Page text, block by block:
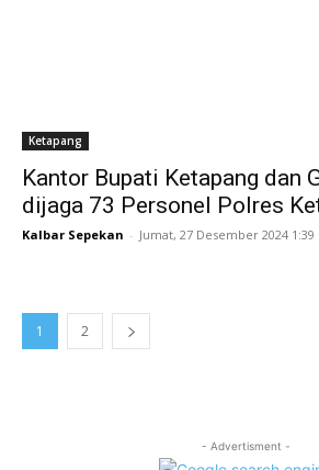
Ketapang
Kantor Bupati Ketapang dan
dijaga 73 Personel Polres
Kalbar Sepekan - Jumat, 27 Desember 2024 1:39
1 2
- Advertisment -